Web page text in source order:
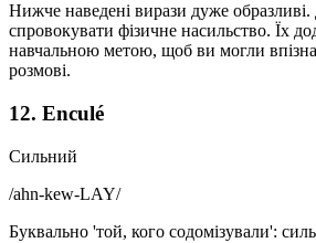
Нижче наведені вирази дуже
спровокувати фізичне насильство. Їх
навчальною метою, щоб ви могли
розмові.
12. Enculé
Сильний
/ahn-kew-LAY/
Буквально 'той, кого содомізували':